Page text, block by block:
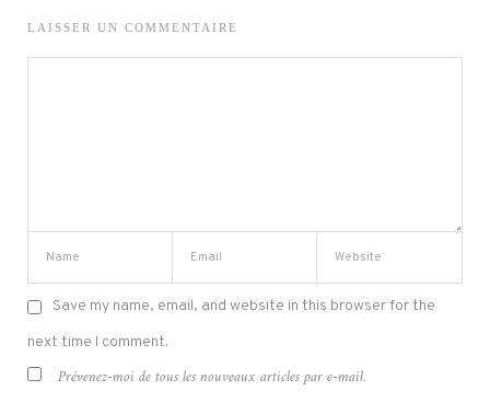
LAISSER UN COMMENTAIRE
Save my name, email, and website in this browser for the
next time I comment.
Prévenez-moi de tous les nouveaux articles par e-mail.